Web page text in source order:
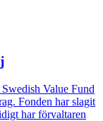
Value Fund
Fonden har slagit
har förvaltaren